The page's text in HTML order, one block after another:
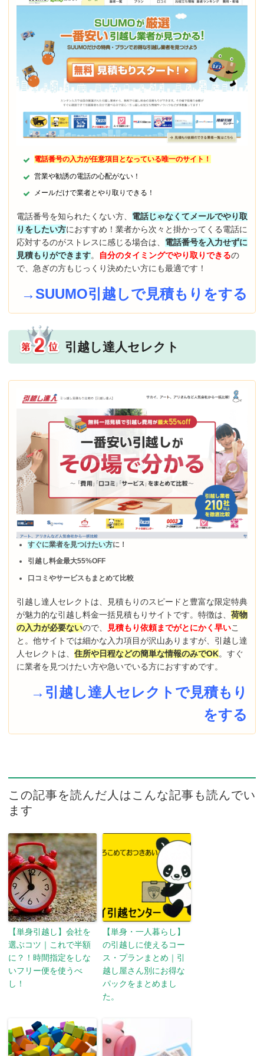
電話番号の入力が任意項目となっている唯一のサイト！
営業や勧誘の電話の心配がない！
メールだけで業者とやり取りできる！
電話番号を知られたくない方、 電話じゃなくてメールでやり取
りをしたい方におすすめ！業者から次々と掛かってくる電話に
応対するのがストレスに感じる場合は、 電話番号を入力せずに
見積もりができます。 自分のタイミングでやり取りできるの
で、急ぎの方もじっくり決めたい方にも最適です！
→SUUMO引越しで見積もりをする
引越し達人セレクト
すぐに業者を見つけたい方に！
引越し料金最大55%OFF
口コミやサービスもまとめて比較
引越し達人セレクトは、見積もりのスピードと豊富な限定特典
が魅力的な引越し料金一括見積もりサイトです。特徴は、 荷物
の入力が必要ないので、 見積もり依頼までがとにかく早いこ
と。他サイトでは細かな入力項目が沢山ありますが、引越し達
人セレクトは、 住所や日程などの簡単な情報のみでOK。すぐ
に業者を見つけたい方や急いでいる方におすすめです。
→引越し達人セレクトで見積もり
をする
この記事を読んだ人はこんな記事も読んでい
ます
【単身引越し】会社を
選ぶコツ｜これで半額
に？！時間指定をしな
いフリー便を使うべ
し！
【単身・一人暮らし】
の引越しに使えるコー
ス・プランまとめ｜引
越し屋さん別にお得な
パックをまとめまし
た。